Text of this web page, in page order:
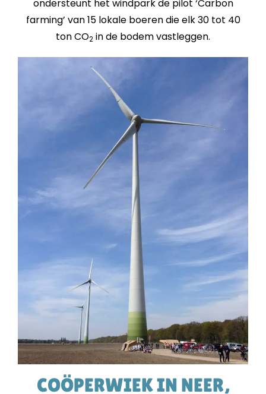
ondersteunt het windpark de pilot ‘Carbon
farming’ van 15 lokale boeren die elk 30 tot 40
ton CO2 in de bodem vastleggen.
COÖPERWIEK IN NEER,